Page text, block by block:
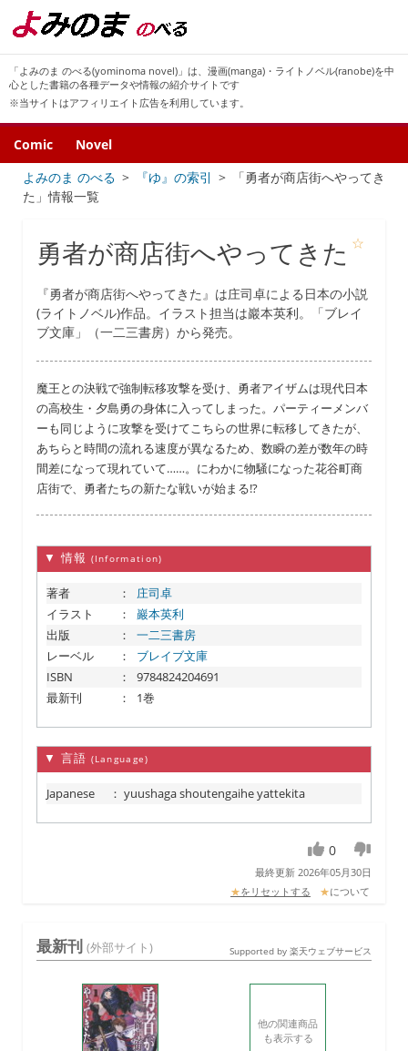
「よみのま のべる(yominoma novel)」は、漫画(manga)・ライトノベル(ranobe)を中
心とした書籍の各種データや情報の紹介サイトです
※当サイトはアフィリエイト広告を利用しています。
Comic
Novel
よみのま のべる
『ゆ』の索引
「勇者が商店街へやってき
た」情報一覧
勇者が商店街へやってきた ☆
『勇者が商店街へやってきた』は庄司卓による日本の小説
(ライトノベル)作品。イラスト担当は巖本英利。「ブレイ
ブ文庫」（一二三書房）から発売。
魔王との決戦で強制転移攻撃を受け、勇者アイザムは現代日本
の高校生・夕島勇の身体に入ってしまった。パーティーメンバ
ーも同じように攻撃を受けてこちらの世界に転移してきたが、
あちらと時間の流れる速度が異なるため、数瞬の差が数年の時
間差になって現れていて……。にわかに物騒になった花谷町商
店街で、勇者たちの新たな戦いが始まる!?
▼ 情報 (Information)
著者 ：
庄司卓
イラスト
：
巖本英利
出版
：
一二三書房
レーベル
：
ブレイブ文庫
ISBN
：
9784824204691
最新刊
： 1巻
▼ 言語 (Language)
Japanese ： yuushaga shoutengaihe yattekita
0
最終更新 2026年05月30日
★をリセットする ★について
最新刊 (外部サイト) Supported by 楽天ウェブサービス
他の関連商品
も表示する